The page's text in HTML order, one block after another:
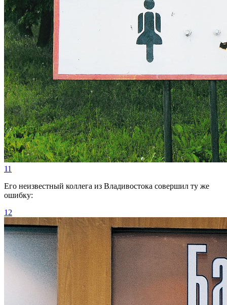
11
Его неизвестный коллега из Владивостока совершил ту же
ошибку:
12